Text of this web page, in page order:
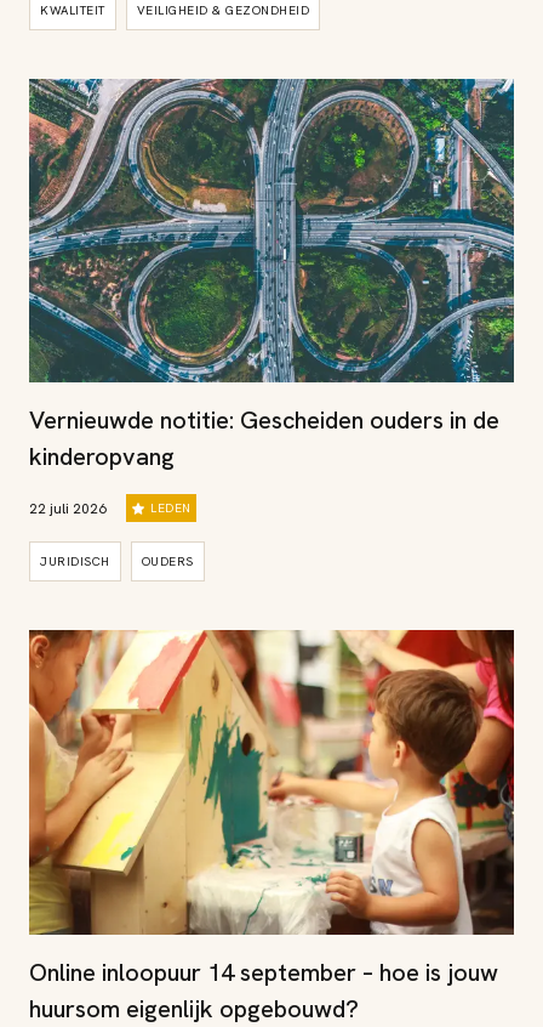
KWALITEIT VEILIGHEID & GEZONDHEID
Vernieuwde notitie: Gescheiden ouders in de
kinderopvang
22 juli 2026 LEDEN
JURIDISCH OUDERS
Online inloopuur 14 september – hoe is jouw
huursom eigenlijk opgebouwd?